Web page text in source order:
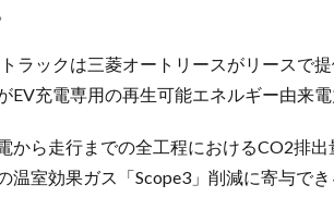
ラックは三菱オートリースがリースで
EV充電専用の再生可能エネルギー由来
から走行までの全工程におけるCO2排
温室効果ガス「Scope3」削減に寄与で